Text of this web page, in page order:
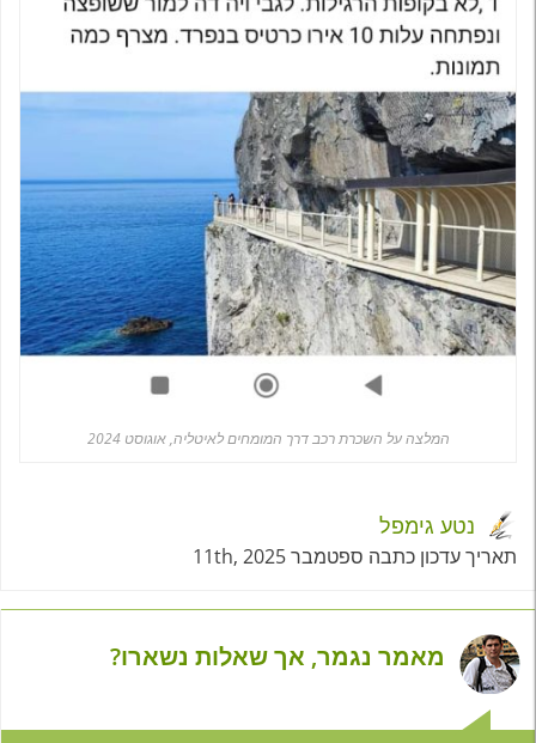
המלצה על השכרת רכב דרך המומחים לאיטליה, אוגוסט 2024
נטע גימפל
תאריך עדכון כתבה ספטמבר 11th, 2025
מאמר נגמר, אך שאלות נשארו?